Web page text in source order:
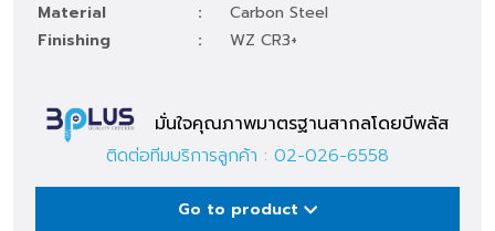
Material :
Carbon Steel
Finishing
: WZ CR3+
มั่นใจคุณภาพมาตรฐานสากลโดยบีพลัส
ติดต่อทีมบริการลูกค้า : 02-026-6558
Go to product